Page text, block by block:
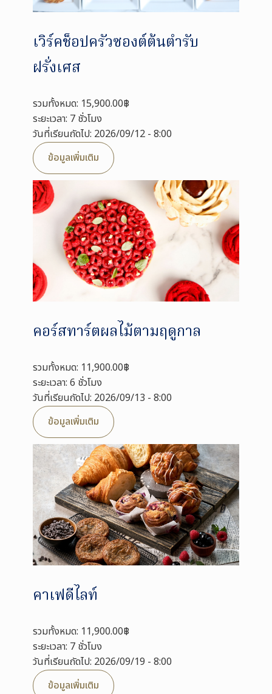
เวิร์คช็อปครัวซองต์ต้นตำรับ
ฝรั่งเศส
รวมทั้งหมด: 15,900.00฿
ระยะเวลา: 7 ชั่วโมง
วันที่เรียนถัดไป: 2026/09/12 - 8:00
ข้อมูลเพิ่มเติม
คอร์สทาร์ตผลไม้ตามฤดูกาล
รวมทั้งหมด: 11,900.00฿
ระยะเวลา: 6 ชั่วโมง
วันที่เรียนถัดไป: 2026/09/13 - 8:00
ข้อมูลเพิ่มเติม
คาเฟดีไลท์
รวมทั้งหมด: 11,900.00฿
ระยะเวลา: 7 ชั่วโมง
วันที่เรียนถัดไป: 2026/09/19 - 8:00
ข้อมูลเพิ่มเติม